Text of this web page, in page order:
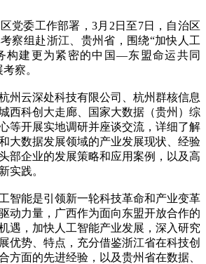
委工作部署，3月2日至7日，自治区
察组赴浙江、贵州省，围绕“加快人工
构建更为紧密的中国—东盟命运共同
察。
云深处科技有限公司、杭州群核信息
西科创大走廊、国家大数据（贵州）综
等开展实地调研并座谈交流，详细了解
大数据发展领域的产业发展现状、经验
部企业的发展策略和应用案例，以及高
实践。
智能是引领新一轮科技革命和产业变革
动力量，广西作为面向东盟开放合作的
遇，加快人工智能产业发展，深入研究
优势、特点，充分借鉴浙江省在科技创
方面的先进经验，以及贵州省在数据、